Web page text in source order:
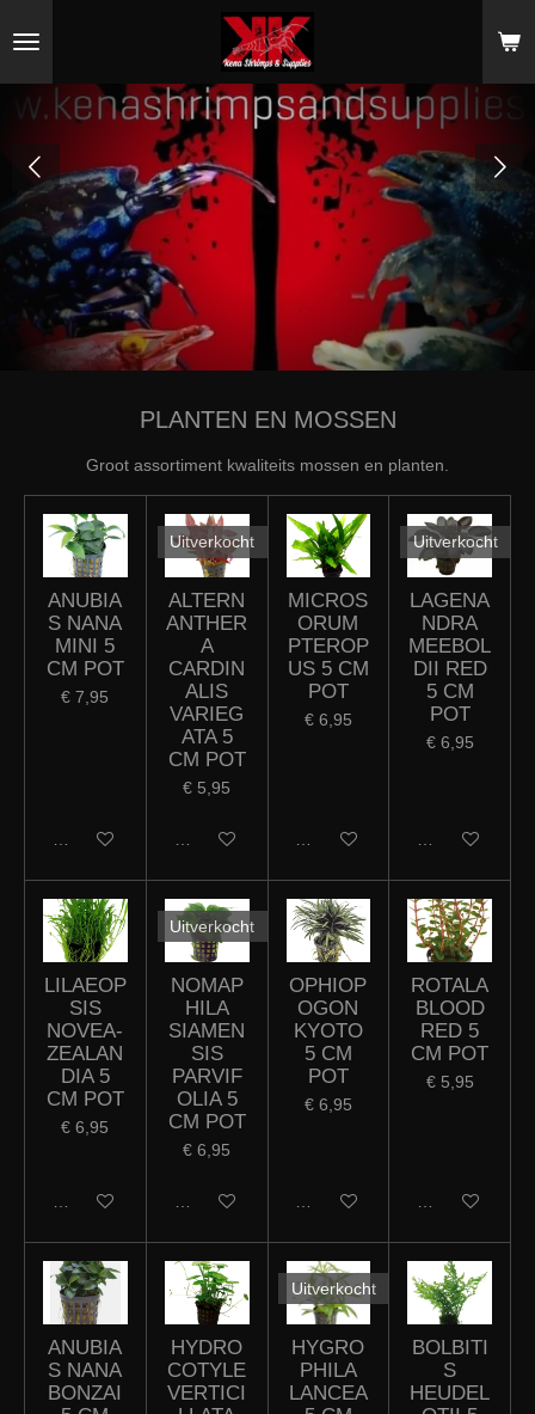
direct
hoofdinhoud
PLANTEN EN MOSSEN
Groot assortiment kwaliteits mossen en planten.
ANUBIA
S NANA
MINI 5
CM POT
€ 7,95
In winkelwagen
Uitverkocht
ALTERN
ANTHER
A
CARDIN
ALIS
VARIEG
ATA 5
CM POT
€ 5,95
Houd mij op de hoogte
MICROS
ORUM
PTEROP
US 5 CM
POT
€ 6,95
In winkelwagen
Uitverkocht
LAGENA
NDRA
MEEBOL
DII RED
5 CM
POT
€ 6,95
Houd mij op
LILAEOP
SIS
NOVEA-
ZEALAN
DIA 5
CM POT
€ 6,95
In winkelwagen
Uitverkocht
NOMAP
HILA
SIAMEN
SIS
PARVIF
OLIA 5
CM POT
€ 6,95
Houd mij op de hoogte
OPHIOP
OGON
KYOTO
5 CM
POT
€ 6,95
In winkelwagen
ROTALA
BLOOD
RED 5
CM POT
€ 5,95
In winkelwagen
ANUBIA
S NANA
BONZAI
HYDRO
COTYLE
VERTICI
Uitverkocht
HYGRO
PHILA
LANCEA
BOLBITI
S
HEUDEL